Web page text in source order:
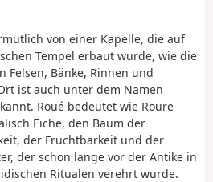
von einer Kapelle, die auf
Tempel erbaut wurde, wie die
Felsen, Bänke, Rinnen und
ist auch unter dem Namen
Roué bedeutet wie Roure
Eiche, den Baum der
der Fruchtbarkeit und der
der schon lange vor der Antike in
Ritualen verehrt wurde.